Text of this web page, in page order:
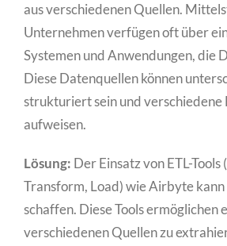
aus verschiedenen Quellen.
Unternehmen verfügen oft über
Systemen und Anwendungen, die
Diese Datenquellen können
strukturiert sein und verschiedene
aufweisen.
Lösung: Der Einsatz von ETL-Tools
Transform, Load) wie Airbyte
schaffen. Diese Tools ermöglichen
verschiedenen Quellen zu